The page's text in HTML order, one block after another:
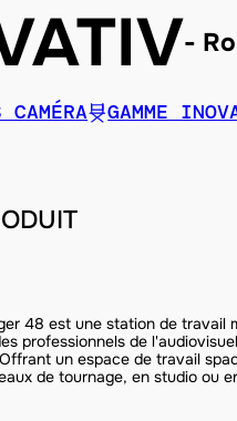
CAMÉRA GAMME
48 est une station de travail
professionnels de
un espace de travail
de tournage, en studio ou